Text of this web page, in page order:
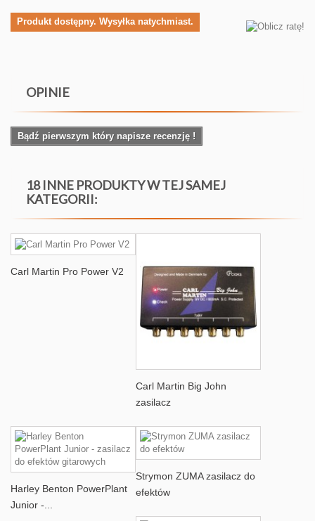
Produkt dostępny. Wysyłka natychmiast.
OPINIE
Bądź pierwszym który napisze recenzję !
18 INNE PRODUKTY W TEJ SAMEJ
KATEGORII:
Carl Martin Pro Power V2
Carl Martin Big John
zasilacz
Harley Benton PowerPlant
Junior -...
Strymon ZUMA zasilacz do
efektów